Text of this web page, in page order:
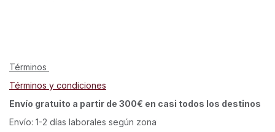
Términos
Términos y condiciones
Envío gratuito a partir de 300€ en casi todos los destinos
Envío: 1-2 días laborales según zona